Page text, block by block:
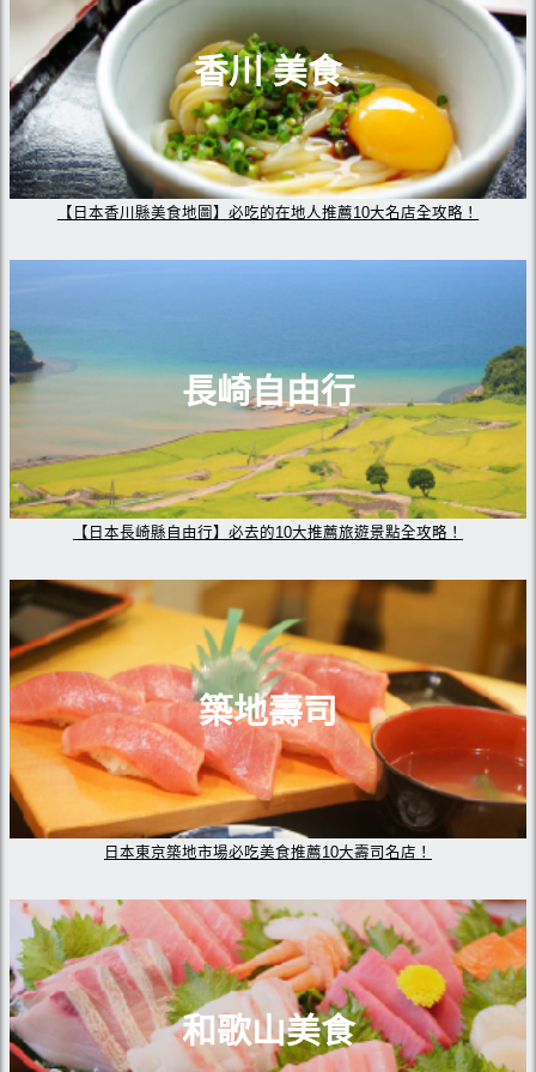
香川 美食
【日本香川縣美食地圖】必吃的在地人推薦10大名店全攻略！
長崎自由行
【日本長崎縣自由行】必去的10大推薦旅遊景點全攻略！
築地壽司
日本東京築地市場必吃美食推薦10大壽司名店！
和歌山美食